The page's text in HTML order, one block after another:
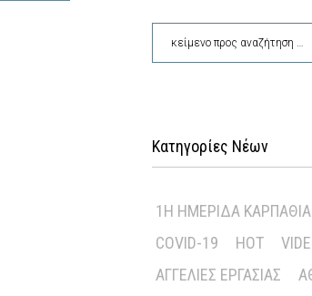
Κατηγορίες Νέων
1Η ΗΜΕΡΊΔΑ
COVID-19
HOT
ΑΓΓΕΛΊΕΣ ΕΡΓΑΣΊΑΣ